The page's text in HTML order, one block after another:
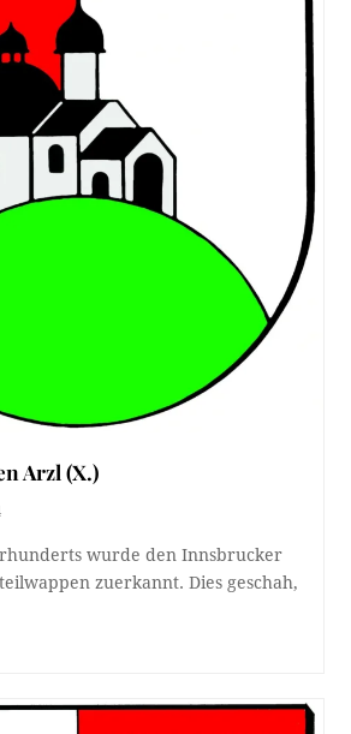
Arzl (X.)
wurde den Innsbrucker
zuerkannt. Dies geschah,